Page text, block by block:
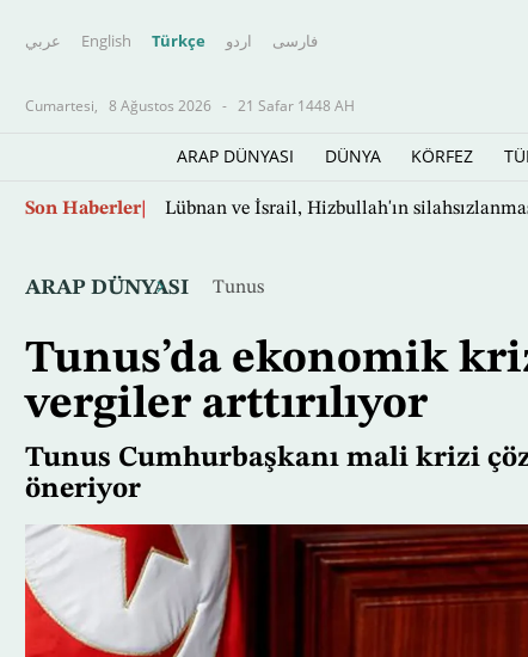
عربي English Türkçe اردو فارسى
Cumartesi, 8 Ağustos 2026 - 21 Safar 1448 AH
ARAP DÜNYASI DÜNYA KÖRFEZ
Ana
Son Haberler Filistinli kaynak: İsrail'in çekinceleri, Gazze
ARAP DÜNYASI Tunus
Tunus’da ekonomik
vergiler arttırılıyor
Tunus Cumhurbaşkanı mali krizi
öneriyor